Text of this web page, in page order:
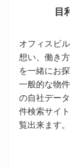
目
オフィスビ
想い、働き
を一緒にお
一般的な物
の自社デー
件検索サイ
覧出来ます。